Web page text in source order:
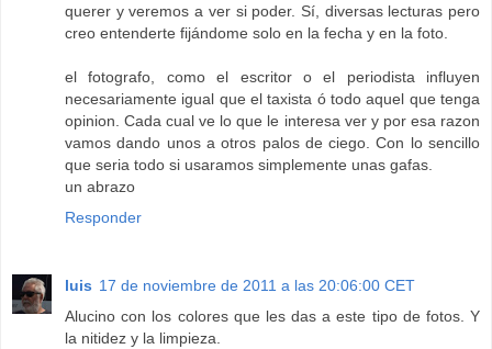
querer y veremos a ver si poder. Sí, diversas lecturas pero
creo entenderte fijándome solo en la fecha y en la foto.
el fotografo, como el escritor o el periodista influyen
necesariamente igual que el taxista ó todo aquel que tenga
opinion. Cada cual ve lo que le interesa ver y por esa razon
vamos dando unos a otros palos de ciego. Con lo sencillo
que seria todo si usaramos simplemente unas gafas.
un abrazo
Responder
luis 17 de noviembre de 2011 a las 20:06:00 CET
Alucino con los colores que les das a este tipo de fotos. Y
la nitidez y la limpieza.